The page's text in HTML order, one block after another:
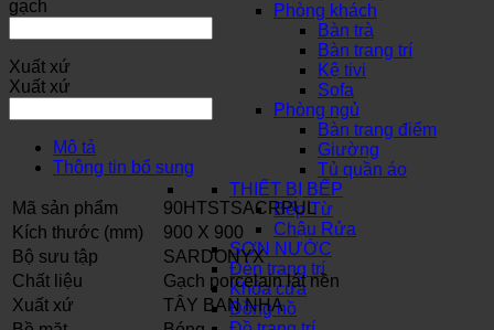
Phòng khách
Bàn trà
Bàn trang trí
Kệ tivi
Sofa
Phòng ngủ
Bàn trang điểm
Giường
Tủ quần áo
THIẾT BỊ BẾP
Bếp Từ
Chậu Rửa
SƠN NƯỚC
Đèn trang trí
Khóa cửa
Đồng hồ
gạch
Xuất xứ
Xuất xứ
Mô tả
Thông tin bổ sung
Mã sản phẩm
90HTSTSACRPUL
Kích thước (mm)
900 X 900
Bộ sưu tập
SARDONYX
Chất liệu
Gạch porcelain lát nền
Xuất xứ
TÂY BAN NHA